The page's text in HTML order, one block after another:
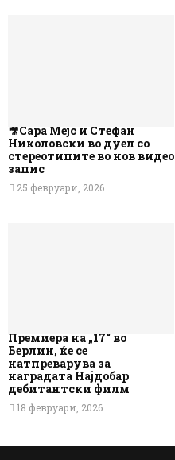
🎥Сара Мејс и Стефан
Николовски во дуел со
стереотипите во нов видео
запис
25 февруари, 2026
Премиера на „17“ во
Берлин, ќе се
натпреварува за
наградата Најдобар
дебитантски филм
18 февруари, 2026